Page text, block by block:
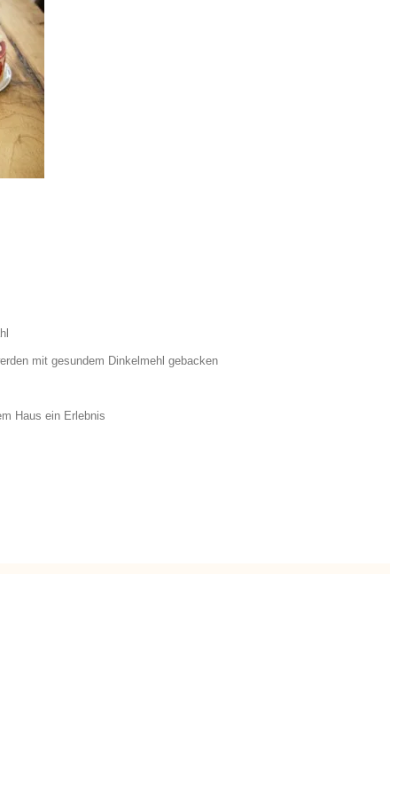
mit gesundem Dinkelmehl gebacken
Haus ein Erlebnis